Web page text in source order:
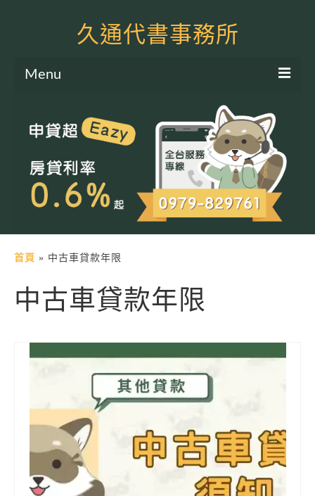
久通代書事務所
Menu
土地二胎申貸
房屋二胎申貸
軍公教貸款
土地貸款
房屋貸款
信用貸款
代書貸款
銀行貸款
其他貸款
申貸Q&A
久通專欄
首頁 » 中古車貸款年限
中古車貸款年限